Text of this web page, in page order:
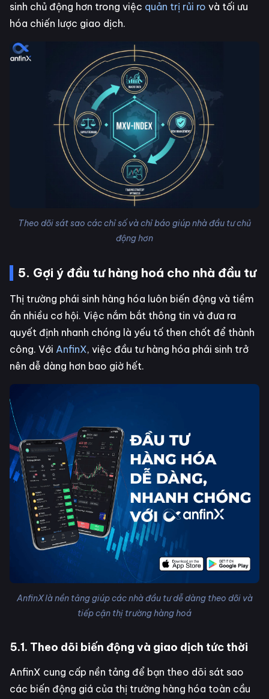
sinh chủ động hơn trong việc quản trị rủi ro và tối ưu
hóa chiến lược giao dịch.
Theo dõi sát sao các chỉ số và chỉ báo giúp nhà đầu tư chủ
động hơn
5. Gợi ý đầu tư hàng hoá cho nhà đầu tư
Thị trường phái sinh hàng hóa luôn biến động và tiềm
ẩn nhiều cơ hội. Việc nắm bắt thông tin và đưa ra
quyết định nhanh chóng là yếu tố then chốt để thành
công. Với AnfinX, việc đầu tư hàng hóa phái sinh trở
nên dễ dàng hơn bao giờ hết.
AnfinX là nền tảng giúp các nhà đầu tư dễ dàng theo dõi và
tiếp cận thị trường hàng hoá
5.1. Theo dõi biến động và giao dịch tức thời
AnfinX cung cấp nền tảng để bạn theo dõi sát sao
các biến động giá của thị trường hàng hóa toàn cầu